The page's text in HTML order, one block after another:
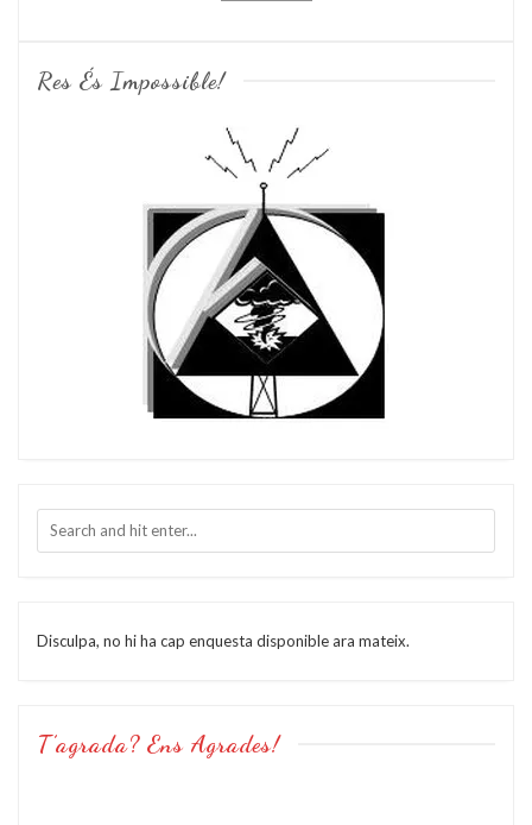
Res És Impossible!
Disculpa, no hi ha cap enquesta disponible ara mateix.
T’agrada? Ens Agrades!